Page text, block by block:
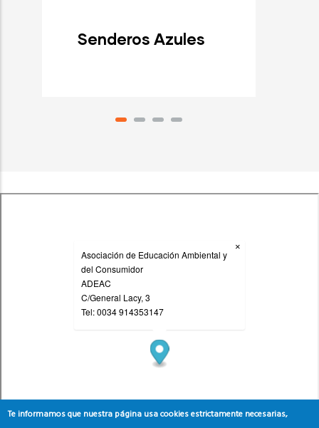
Senderos Azules
Te informamos que nuestra página usa cookies estrictamente necesarias,